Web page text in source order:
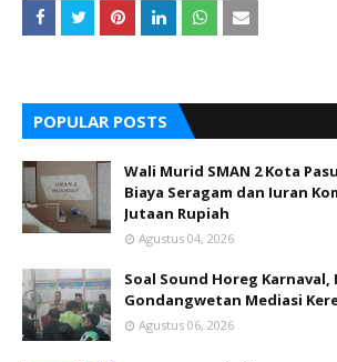
POPULAR POSTS
Wali Murid SMAN 2 Kota
Biaya Seragam dan Iuran
Jutaan Rupiah
Agustus 04, 2026
Soal Sound Horeg Karnaval,
Gondangwetan Mediasi
Agustus 06, 2026